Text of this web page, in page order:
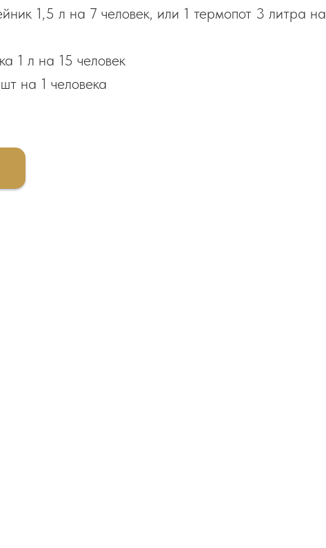
1,5 л на 7 человек, или 1 термопот 3 литра на
1 л на 15 человек
на 1 человека